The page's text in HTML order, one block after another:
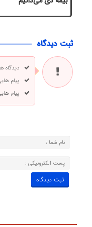
ثبت دیدگاه
دیدگاه
پیام
پیام